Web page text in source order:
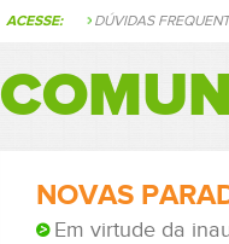
ACESSE: DÚVIDAS
NOVAS
Em virtude da